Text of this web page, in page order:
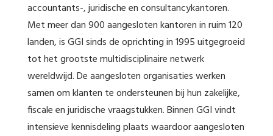
accountants-, juridische en consultancykantoren.
Met meer dan 900 aangesloten kantoren in ruim 120
landen, is GGI sinds de oprichting in 1995 uitgegroeid
tot het grootste multidisciplinaire netwerk
wereldwijd. De aangesloten organisaties werken
samen om klanten te ondersteunen bij hun zakelijke,
fiscale en juridische vraagstukken. Binnen GGI vindt
intensieve kennisdeling plaats waardoor aangesloten